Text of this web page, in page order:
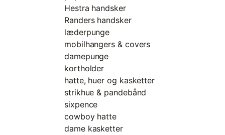
Hestra handsker
Randers handsker
læderpunge
mobilhangers & covers
damepunge
kortholder
hatte, huer og kasketter
strikhue & pandebånd
sixpence
cowboy hatte
dame kasketter